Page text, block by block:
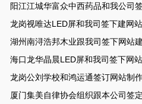
阳江江城华富众中西药品和我公司
龙岗视唯达LED屏和我司签下建网
湖州南浔浩邦木业跟我司签下网站
海口龙华晶晨LED屏和我司签下网
龙岗公刘学校和鸿运通签订网站制
厦门集美自律协会组织跟本公司签